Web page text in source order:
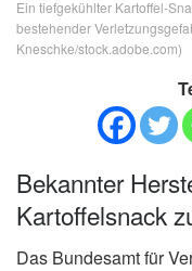
Ein tiefgekühlter Kartoffel-
bestehender
Kneschke/stock.adobe.com)
Bekannter
Kartoffelsnack
Das Bundesamt für